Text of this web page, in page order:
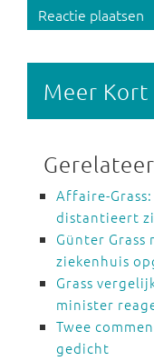
Reactie plaatsen
Meer
Affaire-
distantieert
Günter
ziekenhuis
Grass
minister
Twee
gedicht